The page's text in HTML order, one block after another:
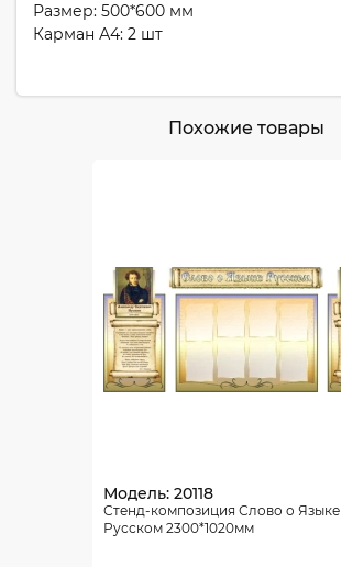
Размер: 500*600 мм
Карман А4: 2 шт
Похожие товары
Модель: 20118
Стенд-композиция Слово о Языке
Русском 2300*1020мм